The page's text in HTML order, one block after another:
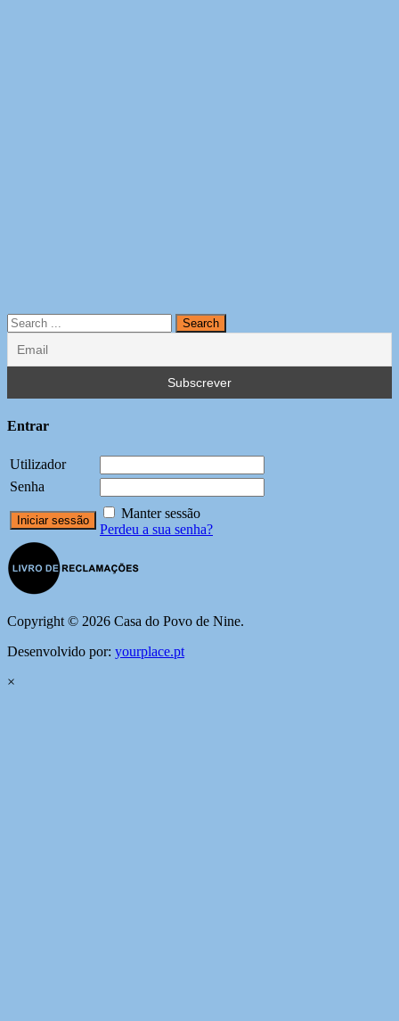
Entrar
Utilizador
Senha
Manter sessão
Perdeu a sua senha?
Copyright © 2026 Casa do Povo de Nine.
Desenvolvido por: yourplace.pt
×